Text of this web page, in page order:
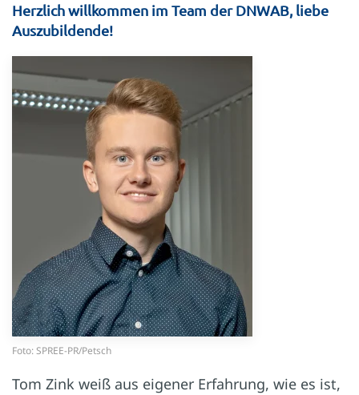
Herzlich willkommen im Team der DNWAB, liebe
Auszubildende!
Foto: SPREE-PR/Petsch
Tom Zink weiß aus eigener Erfahrung, wie es ist,